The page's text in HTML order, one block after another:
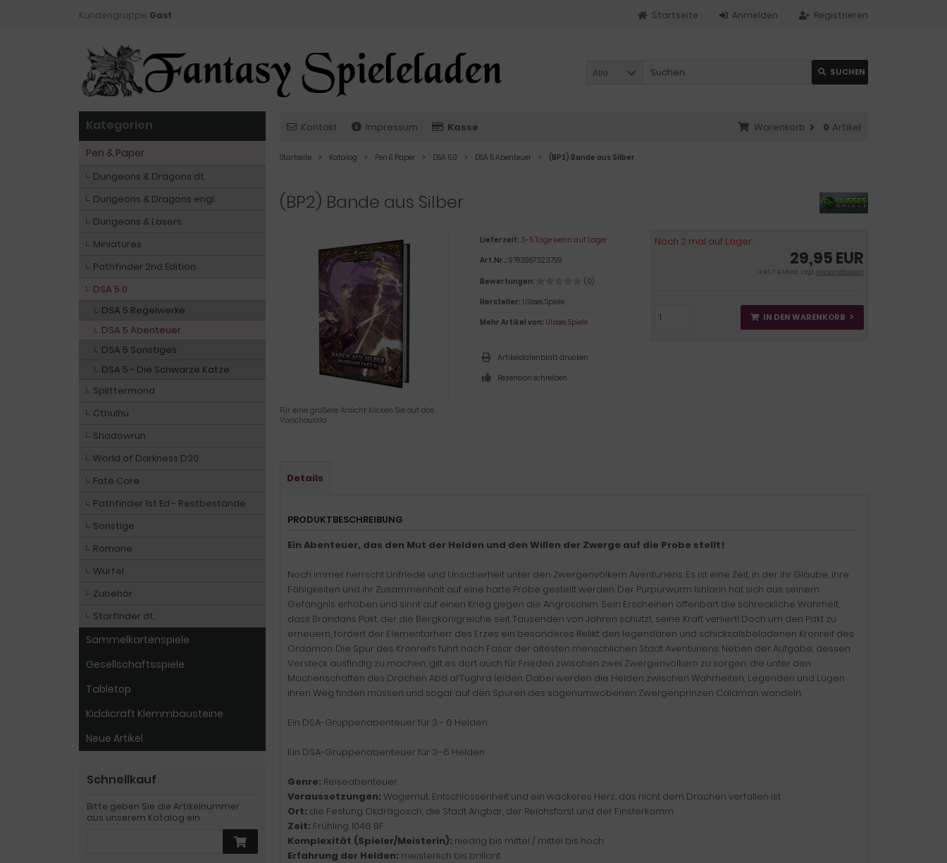
Kundengruppe: Gast Registrieren
Anmelden
Startseite
Alle SUCHEN
Kontakt Impressum Kasse Warenkorb 0 Artikel
Startseite Katalog Pen & Paper DSA 5.0 DSA 5 Abenteuer (BP2) Bande aus Silber
(BP2) Bande aus Silber
Für eine größere Ansicht klicken Sie auf das
Vorschaubild
Noch 2 mal auf Lager.
29,95 EUR
inkl. 7 % MwSt. zzgl.Versandkosten
IN DEN WARENKORB
Lieferzeit: 3-5 Tage wenn auf Lager
Art.Nr.: 9783987323799
Bewertungen:
(0)
Hersteller: Ulisses Spiele
Mehr Artikel von: Ulisses Spiele
Artikeldatenblatt drucken
Rezension schreiben
Details
PRODUKTBESCHREIBUNG
Ein Abenteuer, das den Mut der Helden und den Willen der Zwerge auf die Probe stellt!
Noch immer herrscht Unfriede und Unsicherheit unter den Zwergenvölkern Aventuriens. Es ist eine Zeit, in der ihr Glaube, ihre
Fähigkeiten und ihr Zusammenhalt auf eine harte Probe gestellt werden. Der Purpurwurm Ishlarin hat sich aus seinem
Gefängnis erhoben und sinnt auf einen Krieg gegen die Angroschim. Sein Erscheinen offenbart die schreckliche Wahrheit,
dass Brandans Pakt, der die Bergkönigreiche seit Tausenden von Jahren schützt, seine Kraft verliert! Doch um den Pakt zu
erneuern, fordert der Elementarherr des Erzes ein besonderes Relikt: den legendären und schicksalsbeladenen Kronreif des
Ordamon. Die Spur des Kronreifs führt nach Fasar der ältesten menschlichen Stadt Aventuriens. Neben der Aufgabe, dessen
Versteck ausfindig zu machen, gilt es dort auch für Frieden zwischen zwei Zwergenvölkern zu sorgen, die unter den
Machenschaften des Drachen Abd al’Tughra leiden. Dabei werden die Helden zwischen Wahrheiten, Legenden und Lügen
ihren Weg finden müssen und sogar auf den Spuren des sagenumwobenen Zwergenprinzen Calaman wandeln.
Ein DSA-Gruppenabenteuer für 3 - 6 Helden
Ein DSA-Gruppenabenteuer für 3–6 Helden
Genre: Reiseabenteuer
Voraussetzungen: Wagemut, Entschlossenheit und ein wackeres Herz, das nicht dem Drachen verfallen ist
Ort: die Festung Okdrâgosch, die Stadt Angbar, der Reichsforst und der Finsterkamm
Zeit: Frühling 1046 BF
Komplexität (Spieler/Meisterin): niedrig bis mittel / mittel bis hoch
Erfahrung der Helden: meisterlich bis brillant
Kategorien
Pen & Paper
Dungeons & Dragons dt.
Dungeons & Dragons engl.
Dungeons & Lasers
Miniatures
Pathfinder 2nd Edition
DSA 5.0
DSA 5 Regelwerke
DSA 5 Abenteuer
DSA 5 Sonstiges
DSA 5 - Die Schwarze Katze
Splittermond
Cthulhu
Shadowrun
World of Darkness D20
Fate Core
Pathfinder 1st Ed - Restbestände
Sonstige
Romane
Würfel
Zubehör
Starfinder dt.
Sammelkartenspiele
Gesellschaftsspiele
Tabletop
Kiddicraft Klemmbausteine
Neue Artikel
Schnellkauf
Bitte geben Sie die Artikelnummer
aus unserem Katalog ein.